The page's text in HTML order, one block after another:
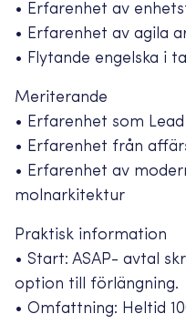
• Erfarenhet av
• Erfarenhet av agila
• Flytande engelska i
Meriterande
• Erfarenhet som
• Erfarenhet från
• Erfarenhet av
molnarkitektur
Praktisk information
• Start: ASAP- avtal
option till förlängning.
• Omfattning: Heltid